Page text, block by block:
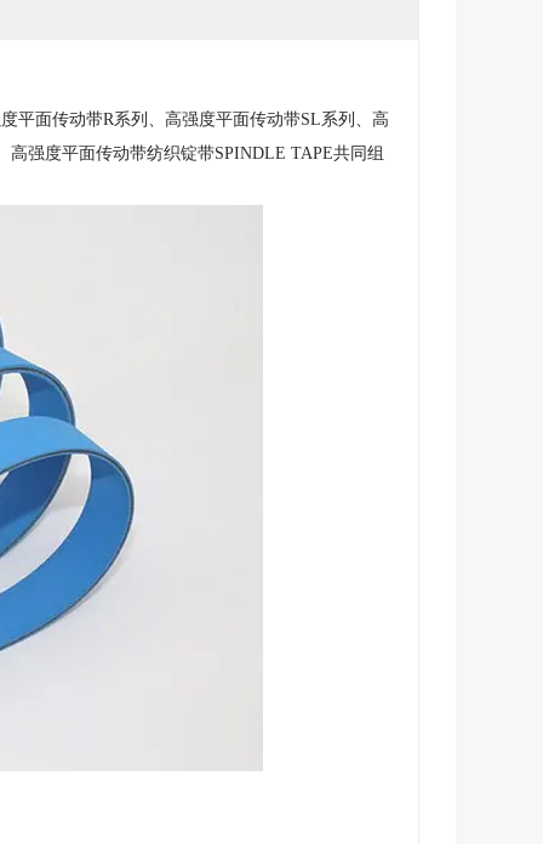
平面传动带R系列、高强度平面传动带SL系列、高
强度平面传动带纺织锭带SPINDLE TAPE共同组